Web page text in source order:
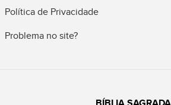
Política de Privacidade
Problema no site?